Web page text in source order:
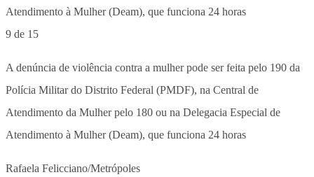
9 de 15
A denúncia de violência contra a mulher pode ser feita pelo 190 da
Polícia Militar do Distrito Federal (PMDF), na Central de
Atendimento da Mulher pelo 180 ou na Delegacia Especial de
Atendimento à Mulher (Deam), que funciona 24 horas
Rafaela Felicciano/Metrópoles